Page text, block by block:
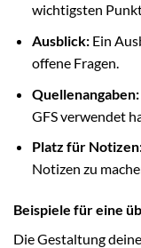
wichtigsten
Ausblick:Ein
offene Fragen.
Quellenangaben:
GFS verwendet
Platz für
Notizen zu
Beispiele für eine
Die Gestaltung